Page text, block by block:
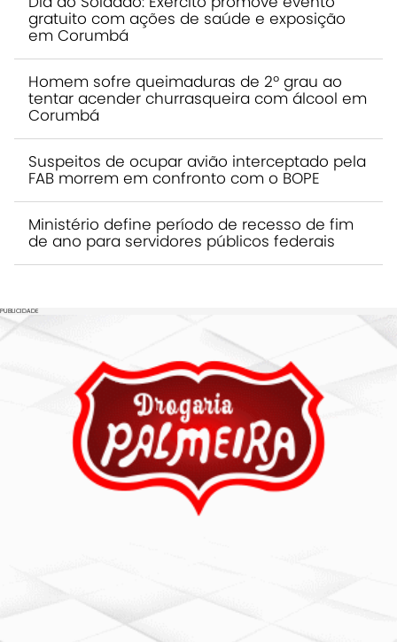
gratuito com ações de saúde e exposição
em Corumbá
Homem sofre queimaduras de 2º grau ao
tentar acender churrasqueira com álcool em
Corumbá
Suspeitos de ocupar avião interceptado pela
FAB morrem em confronto com o BOPE
Ministério define período de recesso de fim
de ano para servidores públicos federais
PUBLICIDADE